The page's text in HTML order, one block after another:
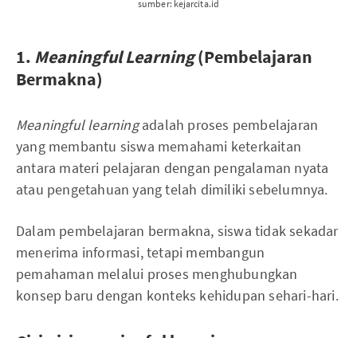
sumber: kejarcita.id
1. Meaningful Learning(Pembelajaran
Bermakna)
Meaningful learningadalah proses pembelajaran
yang membantu siswa memahami keterkaitan
antara materi pelajaran dengan pengalaman nyata
atau pengetahuan yang telah dimiliki sebelumnya.
Dalam pembelajaran bermakna, siswa tidak sekadar
menerima informasi, tetapi membangun
pemahaman melalui proses menghubungkan
konsep baru dengan konteks kehidupan sehari-hari.